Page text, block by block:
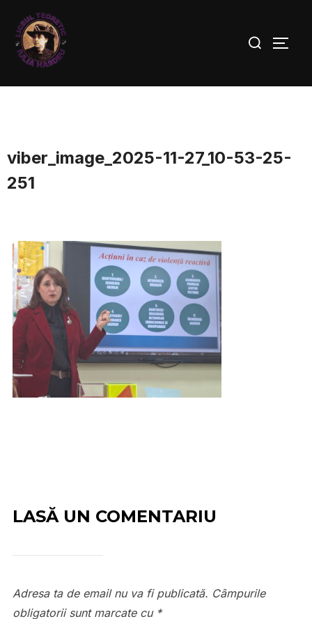
viber_image_2025-11-27_10-53-25-
251
LASĂ UN COMENTARIU
Adresa ta de email nu va fi publicată. Câmpurile
obligatorii sunt marcate cu *